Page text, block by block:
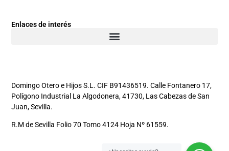
Enlaces de interés
Domingo Otero e Hijos S.L. CIF B91436519. Calle Fontanero 17,
Polígono Industrial La Algodonera, 41730, Las Cabezas de San
Juan, Sevilla.
R.M de Sevilla Folio 70 Tomo 4124 Hoja Nº 61559.